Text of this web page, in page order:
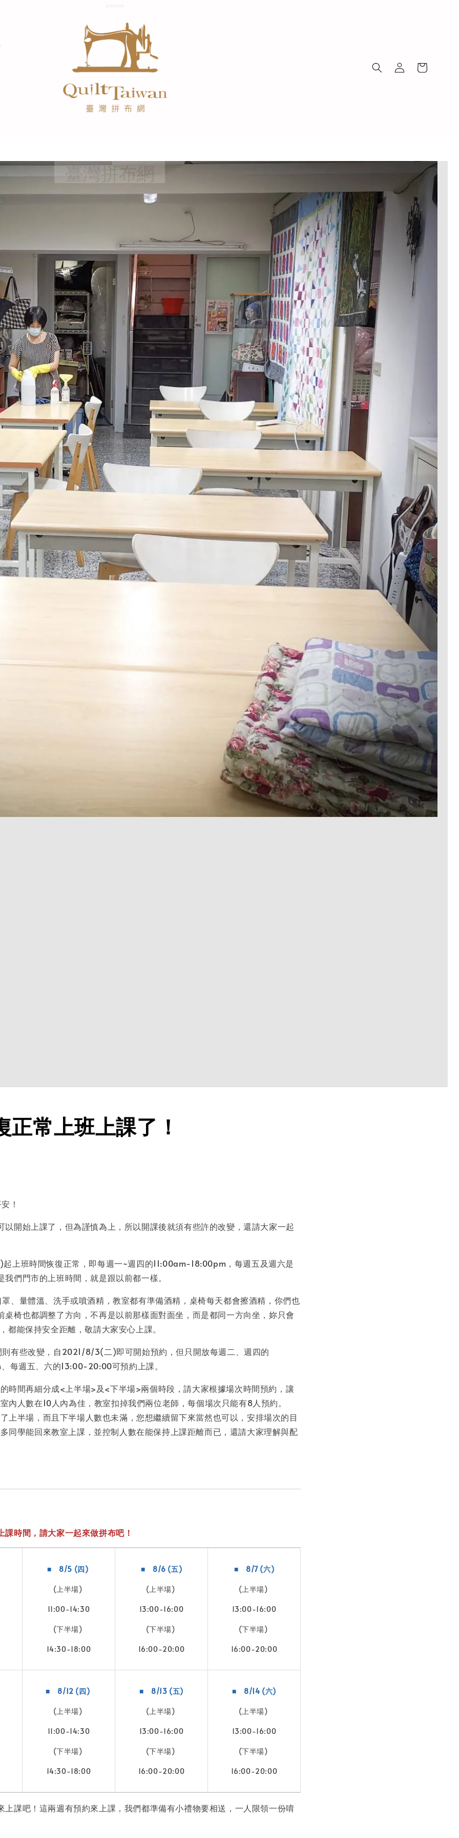
正常上班上課了！
！
以開始上課了，但為謹慎為上，所以開課後就須有些許的改變，還請大家一起
上班時間恢復正常，即每週一~週四的11:00am-18:00pm，每週五及週六是
們門市的上班時間，就是跟以前都一樣。
、量體溫、洗手或噴酒精，教室都有準備酒精，桌椅每天都會擦酒精，你們也
桌椅也都調整了方向，不再是以前那樣面對面坐，而是都同一方向坐，妳只會
都能保持安全距離，敬請大家安心上課。
有些改變，自2021/8/3(二)即可開始預約，但只開放每週二、週四的
每週五、六的13:00-20:00可預約上課。
時間再細分成<上半場>及<下半場>兩個時段，請大家根據場次時間預約，讓
內人數在10人內為佳，教室扣掉我們兩位老師，每個場次只能有8人預約。
上半場，而且下半場人數也未滿，您想繼續留下來當然也可以，安排場次的目
同學能回來教室上課，並控制人數在能保持上課距離而已，還請大家理解與配
課時間，請大家一起來做拼布吧！
■ 8/5 (四)
(上半場)
11:00-14:30
(下半場)
14:30-18:00
■ 8/6 (五)
(上半場)
13:00-16:00
(下半場)
16:00-20:00
■ 8/7 (六)
(上半場)
13:00-16:00
(下半場)
16:00-20:00
■ 8/12 (四)
(上半場)
11:00-14:30
(下半場)
14:30-18:00
■ 8/13 (五)
(上半場)
13:00-16:00
(下半場)
16:00-20:00
■ 8/14 (六)
(上半場)
13:00-16:00
(下半場)
16:00-20:00
上課吧！這兩週有預約來上課，我們都準備有小禮物要相送，一人限領一份唷